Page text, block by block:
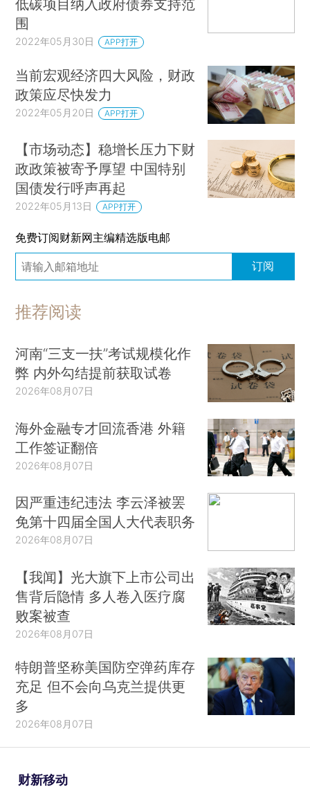
低碳项目纳入政府债券支持范
围
2022年05月30日 APP打开
当前宏观经济四大风险，财政
政策应尽快发力
2022年05月20日 APP打开
【市场动态】稳增长压力下财
政政策被寄予厚望 中国特别
国债发行呼声再起
2022年05月13日 APP打开
免费订阅财新网主编精选版电邮
订阅
推荐阅读
河南“三支一扶”考试规模化作
弊 内外勾结提前获取试卷
2026年08月07日
海外金融专才回流香港 外籍
工作签证翻倍
2026年08月07日
因严重违纪违法 李云泽被罢
免第十四届全国人大代表职务
2026年08月07日
【我闻】光大旗下上市公司出
售背后隐情 多人卷入医疗腐
败案被查
2026年08月07日
特朗普坚称美国防空弹药库存
充足 但不会向乌克兰提供更
多
2026年08月07日
财新移动